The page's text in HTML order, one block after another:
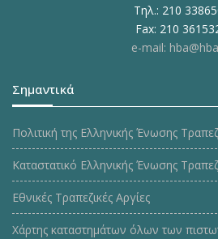
Τηλ.: 210
Fax: 210
e-mail:
Σημαντικά
Πολιτική της Ελληνικής Ένωσης
Καταστατικό Ελληνικής Ένωσης
Εθνικές Τραπεζικές Αργίες
Χάρτης καταστημάτων όλων των